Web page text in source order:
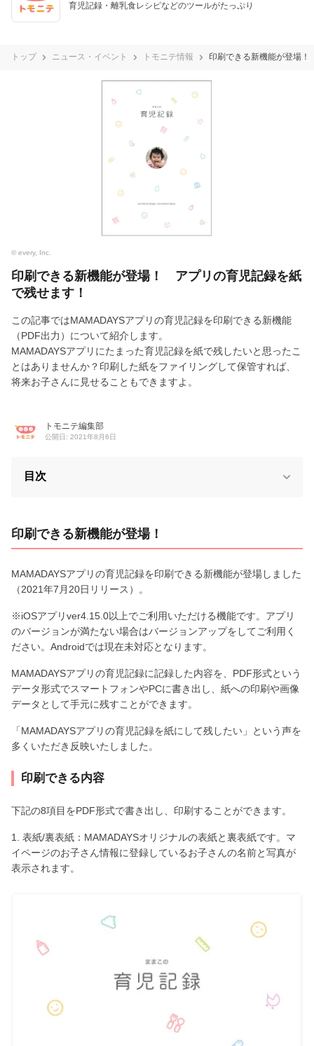
育児記録・離乳食レシピなどのツールがたっぷり
トップ ニュース・イベント トモニテ情報 印刷できる新機能が登場
© every, Inc.
印刷できる新機能が登場！ アプリの育児記録を紙
で残せます！
この記事ではMAMADAYSアプリの育児記録を印刷できる新機能
（PDF出力）について紹介します。
MAMADAYSアプリにたまった育児記録を紙で残したいと思ったこ
とはありませんか？印刷した紙をファイリングして保管すれば、
将来お子さんに見せることもできますよ。
トモニテ編集部
公開日: 2021年8月6日
目次
印刷できる新機能が登場！
MAMADAYSアプリの育児記録を印刷できる新機能が登場しました
（2021年7月20日リリース）。
※iOSアプリver4.15.0以上でご利用いただける機能です。アプリ
のバージョンが満たない場合はバージョンアップをしてご利用く
ださい。Androidでは現在未対応となります。
MAMADAYSアプリの育児記録に記録した内容を、PDF形式という
データ形式でスマートフォンやPCに書き出し、紙への印刷や画像
データとして手元に残すことができます。
「MAMADAYSアプリの育児記録を紙にして残したい」という声を
多くいただき反映いたしました。
印刷できる内容
下記の8項目をPDF形式で書き出し、印刷することができます。
1. 表紙/裏表紙：MAMADAYSオリジナルの表紙と裏表紙です。マ
イページのお子さん情報に登録しているお子さんの名前と写真が
表示されます。